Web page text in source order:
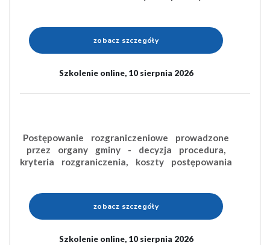
zobacz szczegóły
Szkolenie online, 10 sierpnia 2026
Postępowanie rozgraniczeniowe prowadzone
przez organy gminy - decyzja procedura,
kryteria rozgraniczenia, koszty postępowania
zobacz szczegóły
Szkolenie online, 10 sierpnia 2026